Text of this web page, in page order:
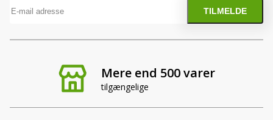
Mere end 500 varer
tilgængelige